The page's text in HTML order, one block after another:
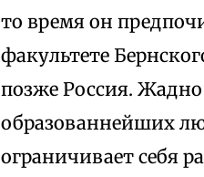
то время он
факультете
позже Россия.
образованнейших
ограничивает себя